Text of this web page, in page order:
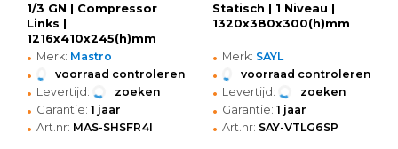
1/3 GN | Compressor
Links |
1216x410x245(h)mm
• Merk: Mastro
• voorraad controleren
• Levertijd: zoeken
• Garantie: 1 jaar
• Art.nr: MAS-SHSFR4I
Statisch | 1 Niveau |
1320x380x300(h)mm
• Merk: SAYL
• voorraad controleren
• Levertijd: zoeken
• Garantie: 1 jaar
• Art.nr: SAY-VTLG6SP